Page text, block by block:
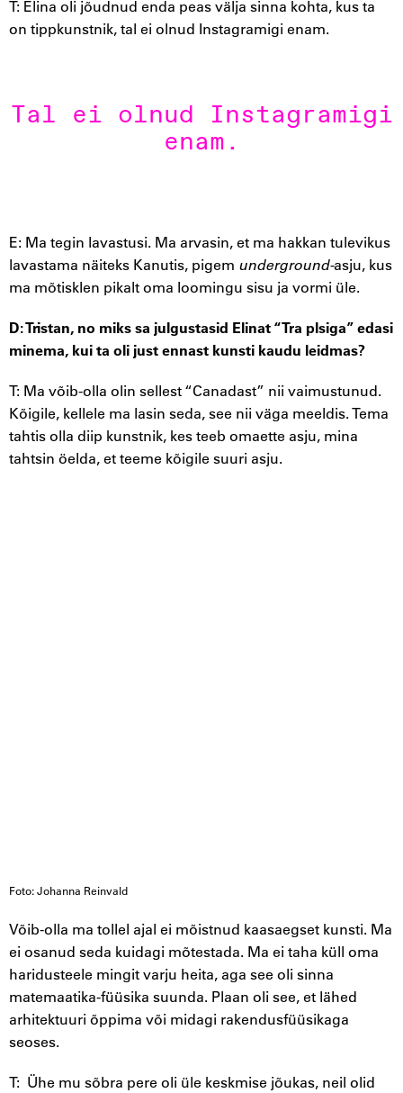
T: Elina oli jõudnud enda peas välja sinna kohta, kus ta
on tippkunstnik, tal ei olnud Instagramigi enam.
Tal ei olnud Instagramigi
enam.
E: Ma tegin lavastusi. Ma arvasin, et ma hakkan tulevikus
lavastama näiteks Kanutis, pigem underground-asju, kus
ma mõtisklen pikalt oma loomingu sisu ja vormi üle.
D: Tristan, no miks sa julgustasid Elinat “Tra plsiga” edasi
minema, kui ta oli just ennast kunsti kaudu leidmas?
T: Ma võib-olla olin sellest “Canadast” nii vaimustunud.
Kõigile, kellele ma lasin seda, see nii väga meeldis. Tema
tahtis olla diip kunstnik, kes teeb omaette asju, mina
tahtsin öelda, et teeme kõigile suuri asju.
Foto: Johanna Reinvald
Võib-olla ma tollel ajal ei mõistnud kaasaegset kunsti. Ma
ei osanud seda kuidagi mõtestada. Ma ei taha küll oma
haridusteele mingit varju heita, aga see oli sinna
matemaatika-füüsika suunda. Plaan oli see, et lähed
arhitektuuri õppima või midagi rakendusfüüsikaga
seoses.
T: Ühe mu sõbra pere oli üle keskmise jõukas, neil olid